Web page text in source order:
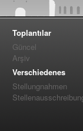
Toplantılar
Güncel
Arşiv
Verschiedenes
Stellungnahmen